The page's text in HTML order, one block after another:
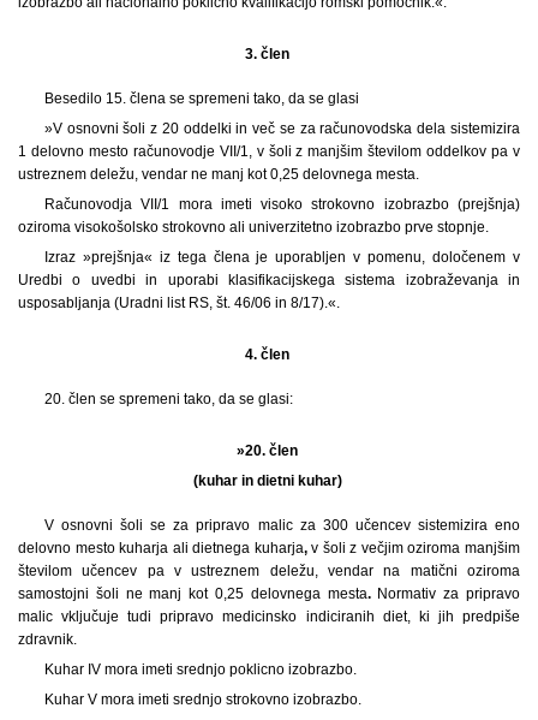
3. člen
Besedilo 15. člena se spremeni tako, da se glasi
»V osnovni šoli z 20 oddelki in več se za računovodska dela sistemizira
1 delovno mesto računovodje VII/1, v šoli z manjšim številom oddelkov pa v
ustreznem deležu, vendar ne manj kot 0,25 delovnega mesta.
Računovodja VII/1 mora imeti visoko strokovno izobrazbo (prejšnja)
oziroma visokošolsko strokovno ali univerzitetno izobrazbo prve stopnje.
Izraz »prejšnja« iz tega člena je uporabljen v pomenu, določenem v
Uredbi o uvedbi in uporabi klasifikacijskega sistema izobraževanja in
usposabljanja (Uradni list RS, št. 46/06 in 8/17).«.
4. člen
20. člen se spremeni tako, da se glasi:
»20. člen
(kuhar in dietni kuhar)
V osnovni šoli se za pripravo malic za 300 učencev sistemizira eno
delovno mesto kuharja ali dietnega kuharja,v šoli z večjim oziroma manjšim
številom učencev pa v ustreznem deležu, vendar na matični oziroma
samostojni šoli ne manj kot 0,25 delovnega mesta. Normativ za pripravo
malic vključuje tudi pripravo medicinsko indiciranih diet, ki jih predpiše
zdravnik.
Kuhar IV mora imeti srednjo poklicno izobrazbo.
Kuhar V mora imeti srednjo strokovno izobrazbo.